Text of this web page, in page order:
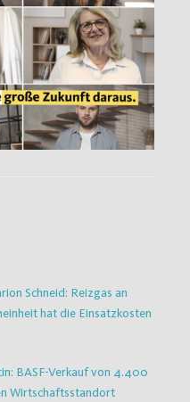
Schneid: Reizgas an
hat die Einsatzkosten
BASF-Verkauf von 4.400
Wirtschaftsstandort